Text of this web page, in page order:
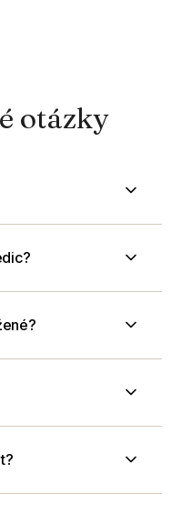
otázky